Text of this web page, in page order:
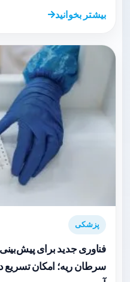
بیشتر بخوانید
پزشکی
فناوری جدید برای
سرطان ریه؛ امکان تسریع